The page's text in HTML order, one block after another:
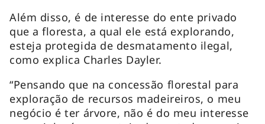
Além disso, é de interesse do ente privado
que a floresta, a qual ele está explorando,
esteja protegida de desmatamento ilegal,
como explica Charles Dayler.
“Pensando que na concessão florestal para
exploração de recursos madeireiros, o meu
negócio é ter árvore, não é do meu interesse